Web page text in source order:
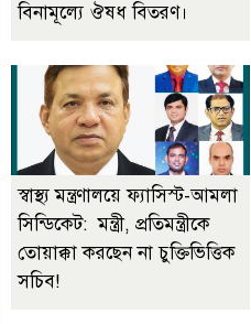
বিনামূল্যে ঔষধ বিতরণ।
স্বাস্থ্য মন্ত্রণালয়ে ফ্যাসিস্ট-আমলা
সিন্ডিকেট: মন্ত্রী, প্রতিমন্ত্রীকে
তোয়াক্কা করছেন না চুক্তিভিত্তিক
সচিব!